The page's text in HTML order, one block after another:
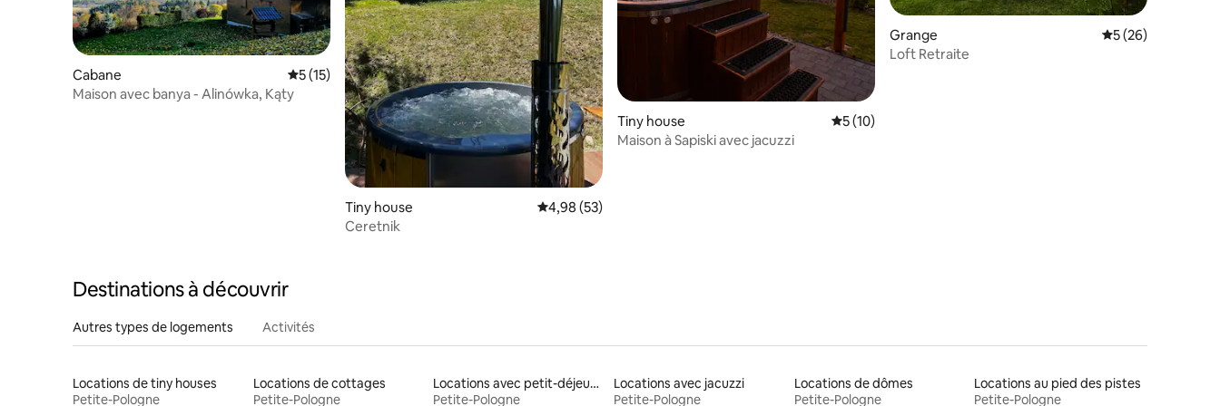
Cabane Évaluation moyenne sur la base de 15 commentaires : 5 sur 5
5 (15)
Maison avec banya - Alinówka, Kąty
Tiny house Évaluation moyenne sur la base de 53 commentaires : 4,98 sur 5
4,98 (53)
Ceretnik
Tiny house Évaluation moyenne sur la base de 10 commentaires : 5 sur 5
5 (10)
Maison à Sapiski avec jacuzzi
Grange Évaluation
5 (26)
Loft Retraite
Destinations à découvrir
Autres types de logements Activités
Locations de tiny houses
Petite-Pologne
Locations de cottages
Petite-Pologne
Locations avec petit-déjeuner
Petite-Pologne
Locations avec jacuzzi
Petite-Pologne
Locations de dômes
Petite-Pologne
Locations au pied des pistes
Petite-Pologne